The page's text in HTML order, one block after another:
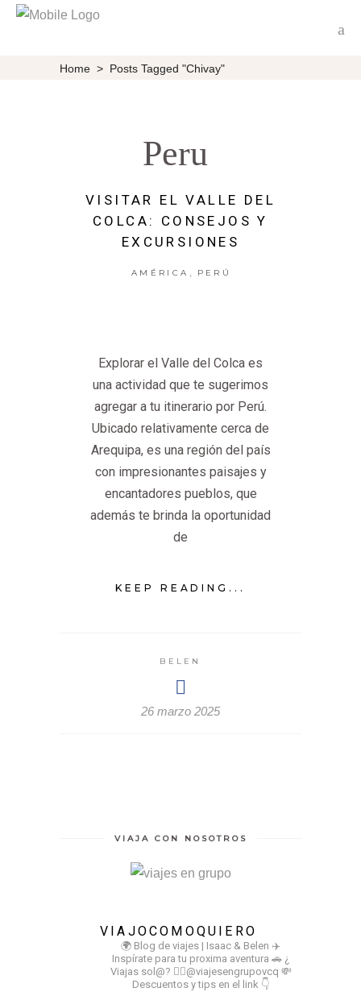
Home > Posts Tagged "Chivay"
Peru
VISITAR EL VALLE DEL
COLCA: CONSEJOS Y
EXCURSIONES
AMÉRICA , PERÚ
Explorar el Valle del Colca es
una actividad que te sugerimos
agregar a tu itinerario por Perú.
Ubicado relativamente cerca de
Arequipa, es una región del país
con impresionantes paisajes y
encantadores pueblos, que
además te brinda la oportunidad
de
KEEP READING...
BELEN
26 marzo 2025
VIAJA CON NOSOTROS
VIAJOCOMOQUIERO
🌍 Blog de viajes | Isaac & Belen ✈️
Inspírate para tu proxima aventura 🚗 ¿
Viajas sol@? 👉🏻@viajesengrupovcq 💸
Descuentos y tips en el link 👇